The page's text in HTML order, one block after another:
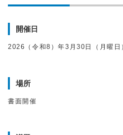
開催日
2026（令和8）年3月30日（月曜日
場所
書面開催